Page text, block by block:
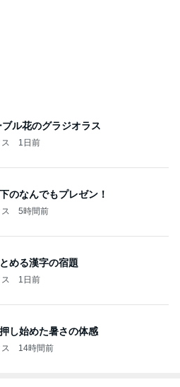
ル花のグラジオラス
1日前
のなんでもプレゼン！
5時間前
める漢字の宿題
1日前
し始めた暑さの体感
14時間前